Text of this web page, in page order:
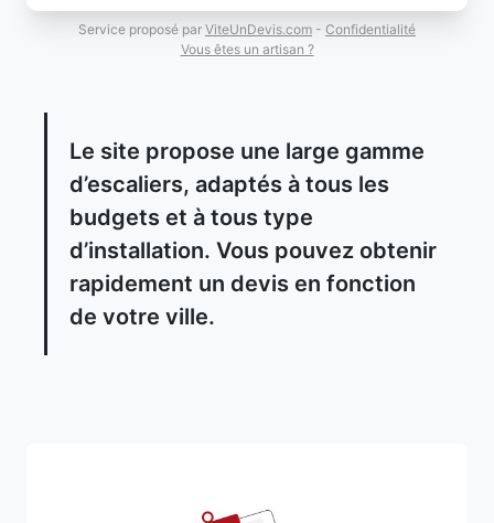
Service proposé par ViteUnDevis.com - Confidentialité
Vous êtes un artisan ?
Le site propose une large gamme
d’escaliers, adaptés à tous les
budgets et à tous type
d’installation. Vous pouvez obtenir
rapidement un devis en fonction
de votre ville.